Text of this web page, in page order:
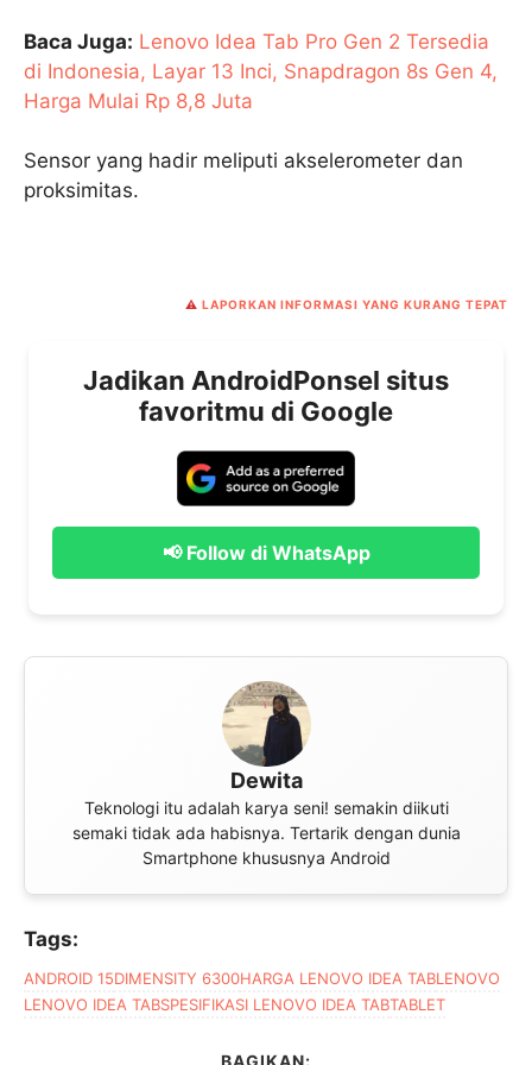
Baca Juga: Lenovo Idea Tab Pro Gen 2 Tersedia
di Indonesia, Layar 13 Inci, Snapdragon 8s Gen 4,
Harga Mulai Rp 8,8 Juta
Sensor yang hadir meliputi akselerometer dan
proksimitas.
⚠️ LAPORKAN INFORMASI YANG KURANG TEPAT
Jadikan AndroidPonsel situs
favoritmu di Google
📢 Follow di WhatsApp
Dewita
Teknologi itu adalah karya seni! semakin diikuti
semaki tidak ada habisnya. Tertarik dengan dunia
Smartphone khususnya Android
Tags:
ANDROID 15DIMENSITY 6300HARGA LENOVO IDEA TABLENOVO
LENOVO IDEA TABSPESIFIKASI LENOVO IDEA TABTABLET